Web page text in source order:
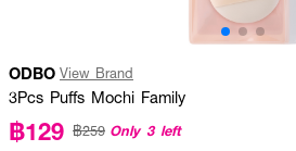
ODBO View Brand
3Pcs Puffs Mochi Family
฿129 ฿259 Only 3 left